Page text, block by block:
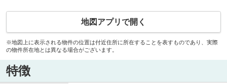
地図アプリで開く
※地図上に表示される物件の位置は付近住所に所在することを表すものであり、実際
の物件所在地とは異なる場合がございます。
特徴